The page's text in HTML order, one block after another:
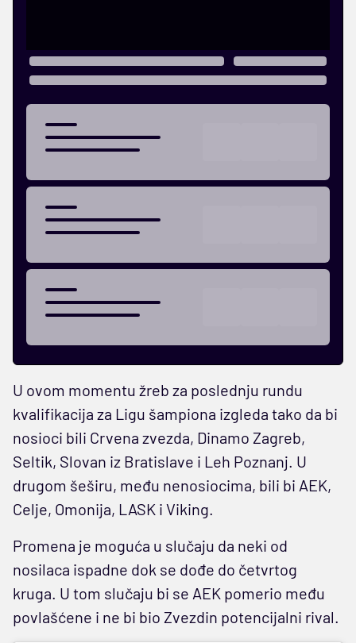
U ovom momentu žreb za poslednju rundu
kvalifikacija za Ligu šampiona izgleda tako da bi
nosioci bili Crvena zvezda, Dinamo Zagreb,
Seltik, Slovan iz Bratislave i Leh Poznanj. U
drugom šeširu, među nenosiocima, bili bi AEK,
Celje, Omonija, LASK i Viking.
Promena je moguća u slučaju da neki od
nosilaca ispadne dok se dođe do četvrtog
kruga. U tom slučaju bi se AEK pomerio među
povlašćene i ne bi bio Zvezdin potencijalni rival.